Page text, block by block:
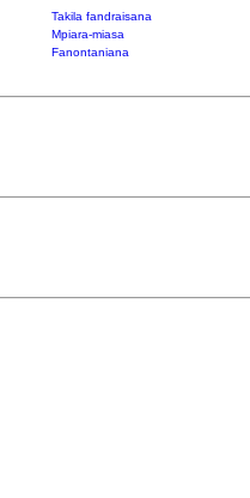
Takila fandraisana
Mpiara-miasa
Fanontaniana